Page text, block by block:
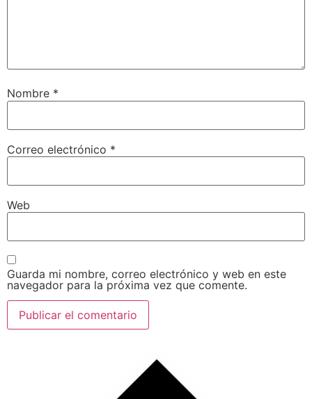
Nombre *
Correo electrónico *
Web
Guarda mi nombre, correo electrónico y web en este
navegador para la próxima vez que comente.